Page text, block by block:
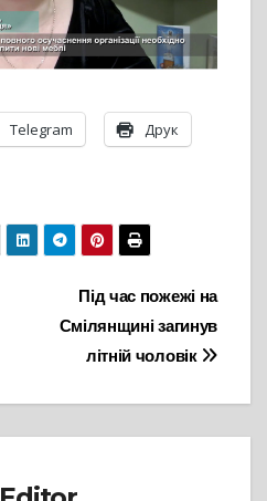
Telegram Друк
Під час пожежі на
Смілянщині загинув
літній чоловік